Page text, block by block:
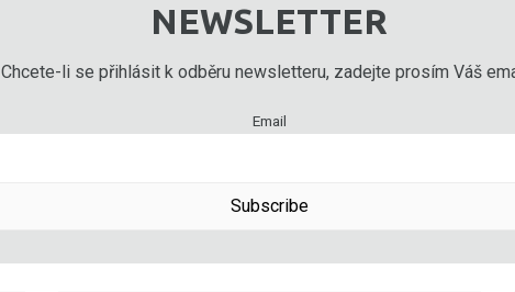
NEWSLETTER
Chcete-li se přihlásit k odběru newsletteru, zadejte prosím Váš
Email
Subscribe